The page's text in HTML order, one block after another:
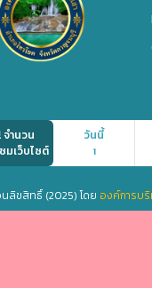
จำนวน
มเว็บไซต์
วันนี้
1
นลิขสิทธิ์ (2025) โดย องค์การบ